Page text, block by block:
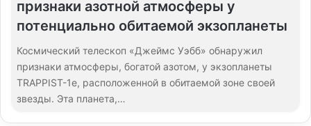
признаки азотной атмосферы у
потенциально обитаемой экзопланеты
Космический телескоп «Джеймс Уэбб» обнаружил
признаки атмосферы, богатой азотом, у экзопланеты
TRAPPIST-1e, расположенной в обитаемой зоне своей
звезды. Эта планета,…